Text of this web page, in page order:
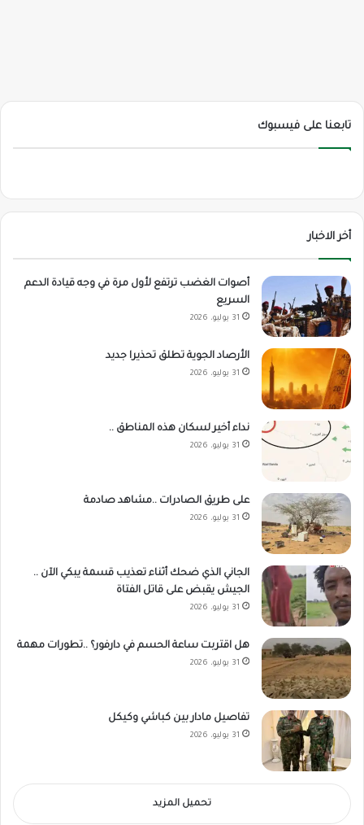
تابعنا على فيسبوك
أخر الاخبار
أصوات الغضب ترتفع لأول مرة في وجه قيادة الدعم
السريع
31 يوليو، 2026
الأرصاد الجوية تطلق تحذيرا جديد
31 يوليو، 2026
نداء أخير لسكان هذه المناطق ..
31 يوليو، 2026
على طريق الصادرات ..مشاهد صادمة
31 يوليو، 2026
الجاني الذي ضحك أثناء تعذيب قسمة يبكي الآن ..
الجيش يقبض على قاتل الفتاة
31 يوليو، 2026
هل اقتربت ساعة الحسم في دارفور؟ ..تطورات مهمة
31 يوليو، 2026
تفاصيل مادار بين كباشي وكيكل
31 يوليو، 2026
تحميل المزيد